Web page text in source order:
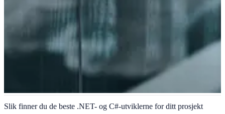
.NET/C# programvareutvikling
Slik finner du de beste .NET- og C#-utviklerne for ditt prosjekt